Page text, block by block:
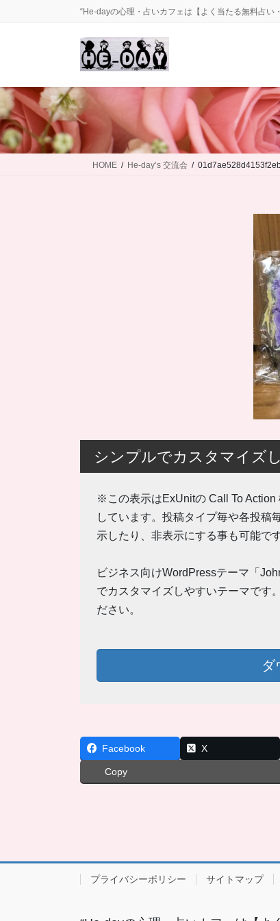
に
移
動
ョ
ン
に
移
動
“He-dayの心理・占いカフェは【よく当たる無料占い
HOME He-day’s 交流会
シンプルでカスタマイズ
※この表示はExUnitの Call To Action
しています。投稿タイプ毎や各投稿
示したり、非表示にする事も可能です
ビジネス向けWordPressテーマ「
でカスタマイズしやすいテーマです
ださい。
ダ
Facebook X
Copy
プライバシーポリシー サイトマップ